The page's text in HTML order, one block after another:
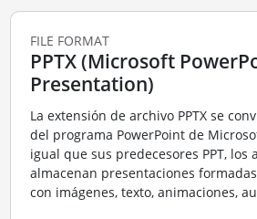
FILE FORMAT
PPTX (Microsoft
Presentation)
La extensión de archivo PPTX se
del programa PowerPoint de
igual que sus predecesores PPT, los
almacenan presentaciones
con imágenes, texto, animaciones,